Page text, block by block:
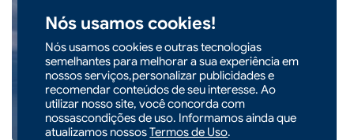
Nós usamos cookies!
Nós usamos cookies e outras tecnologias
semelhantes para melhorar a sua experiência em
nossos serviços,personalizar publicidades e
recomendar conteúdos de seu interesse. Ao
utilizar nosso site, você concorda com
nossascondições de uso. Informamos ainda que
atualizamos nossosTermos de Uso.
Santa Catarina tem fim de
semana de chuva com
passagem de duas frentes
frias